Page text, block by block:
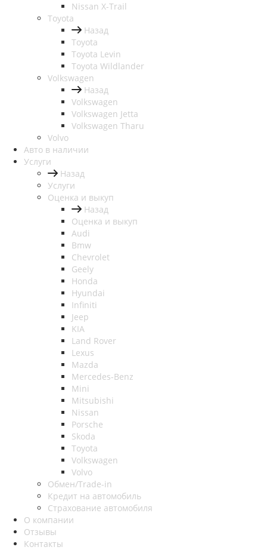
Nissan X-Trail
Toyota
Назад
Toyota
Toyota Levin
Toyota Wildlander
Volkswagen
Назад
Volkswagen
Volkswagen Jetta
Volkswagen Tharu
Volvo
Авто в наличии
Услуги
Назад
Услуги
Оценка и выкуп
Назад
Оценка и выкуп
Audi
Bmw
Chevrolet
Geely
Honda
Hyundai
Infiniti
Jeep
KIA
Land Rover
Lexus
Mazda
Mercedes-Benz
Mini
Mitsubishi
Nissan
Porsche
Skoda
Toyota
Volkswagen
Volvo
Обмен/Trade-in
Кредит на автомобиль
Страхование автомобиля
О компании
Отзывы
Контакты